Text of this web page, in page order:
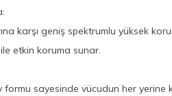
karşı geniş spektrumlu yüksek
ile etkin koruma sunar.
formu sayesinde vücudun her yerine